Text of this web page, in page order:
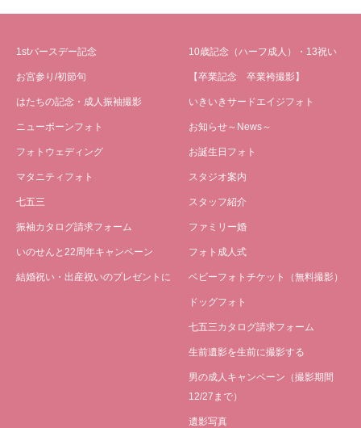
1stバースデー記念
お宮参り/初節句
はたちの記念・成人振袖撮影
ニューボーンフォト
フォトウェディング
マタニティフォト
七五三
振袖カタログ請求フォーム
いのせんと22周年キャンペーン
結婚祝い・出産祝いのプレゼントに
10歳記念（ハーフ成人）・13祝い
【卒業記念 卒業袴撮影】
いきいきサードエイジフォト
お知らせ～News～
お誕生日フォト
スタジオ案内
スタッフ紹介
ファミリー婚
フォト成人式
ベビーフォトチケット（無料撮影）
ドッグフォト
七五三カタログ請求フォーム
生前遺影を生前に撮影する
男の成人キャンペーン（撮影期間
12/27まで）
遺影写真